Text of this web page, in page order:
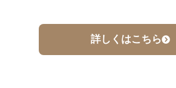
詳しくはこちら